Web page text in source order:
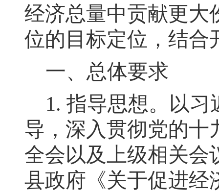
经济总量中贡献更大
位的目标定位，结合
一、总体要求
1. 指导思想。 以习
导，深入贯彻党的十
全会以及上级相关会
县政府《关于促进经